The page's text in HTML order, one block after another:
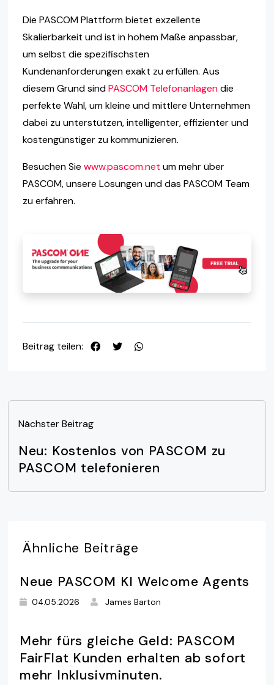
Die PASCOM Plattform bietet exzellente
Skalierbarkeit und ist in hohem Maße anpassbar,
um selbst die spezifischsten
Kundenanforderungen exakt zu erfüllen. Aus
diesem Grund sindPASCOM Telefonanlagendie
perfekte Wahl, um kleine und mittlere Unternehmen
dabei zu unterstützen, intelligenter, effizienter und
kostengünstiger zu kommunizieren.
Besuchen Sie www.pascom.net um mehr über
PASCOM, unsere Lösungen und das PASCOM Team
zu erfahren.
Beitrag teilen:
Nächster Beitrag
Neu: Kostenlos von PASCOM zu
PASCOM telefonieren
Ähnliche Beiträge
Neue PASCOM KI Welcome Agents
04.05.2026 James Barton
Mehr fürs gleiche Geld: PASCOM
FairFlat Kunden erhalten ab sofort
mehr Inklusivminuten.